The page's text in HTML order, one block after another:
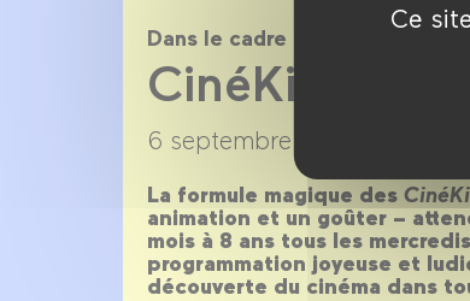
Ce
Dans le cadre de
CinéKids
6 septembre 2020 →
La formule magique des
animation et un goûter –
mois à 8 ans tous les
programmation joyeuse et
découverte du cinéma dans